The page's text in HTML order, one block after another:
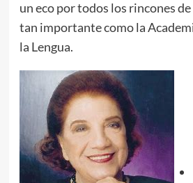
un eco por todos los rincones
tan importante como la
la Lengua.